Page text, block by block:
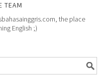
TEAM
the place
English ;)